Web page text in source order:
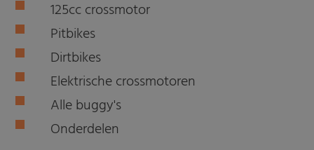
125cc crossmotor
Pitbikes
Dirtbikes
Elektrische crossmotoren
Alle buggy's
Onderdelen